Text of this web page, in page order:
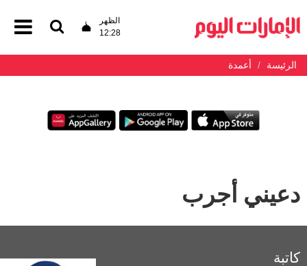
الظهر
12:28
الرئيسة أعمدة
دعيني أجرب
كاتبة